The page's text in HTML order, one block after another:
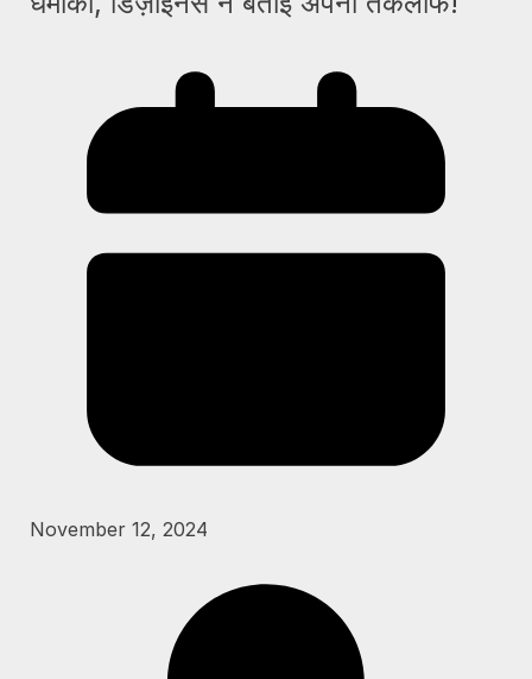
November 12, 2024